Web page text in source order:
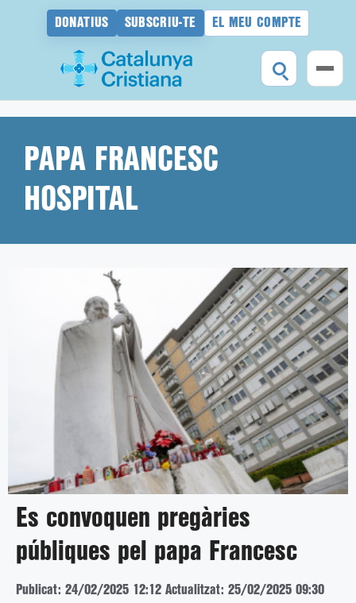
DONATIUS SUBSCRIU-TE EL MEU COMPTE
contingutPAPA FRANCESC
HOSPITAL
Es convoquen pregàries
públiques pel papa Francesc
Publicat: 24/02/2025 12:12 Actualitzat: 25/02/2025 09:30